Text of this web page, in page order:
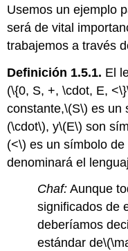
Usemos un ejemplo
será de vital
trabajemos a través
Definición 1.5.1. El
(\{0, S, +, \cdot, E,
constante,\(S\) es un
(\cdot\), y\(E\) son
(<\) es un símbolo
denominará el
Chaf: Aunque
significados de
deberíamos
estándar de